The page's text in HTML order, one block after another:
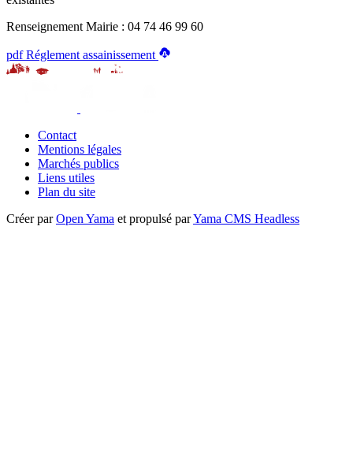
Renseignement Mairie : 04 74 46 99 60
pdf Réglement assainissement
Contact
Mentions légales
Marchés publics
Liens utiles
Plan du site
Créer parOpen Yama et propulsé parYama CMS Headless